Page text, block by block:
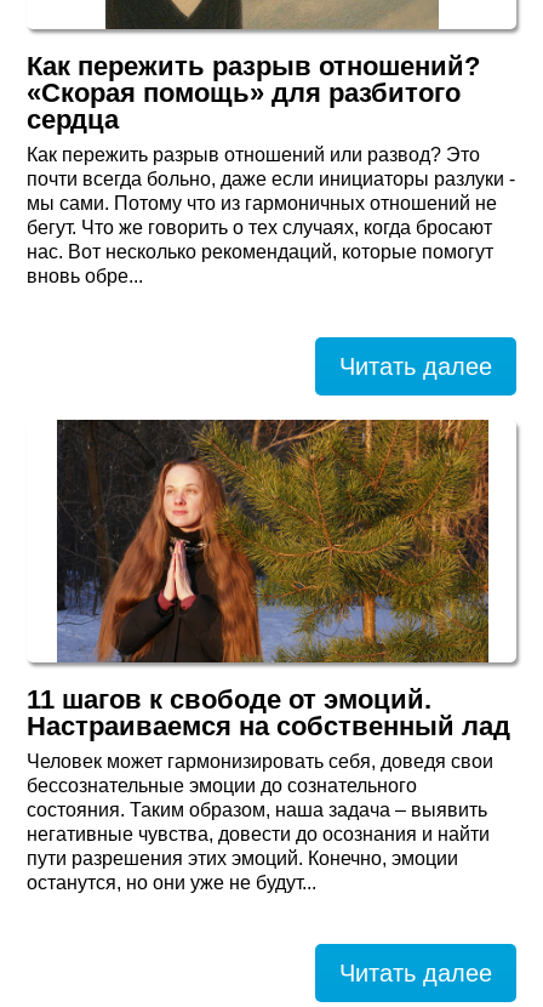
Как пережить разрыв отношений?
«Скорая помощь» для разбитого
сердца
Как пережить разрыв отношений или развод? Это
почти всегда больно, даже если инициаторы разлуки -
мы сами. Потому что из гармоничных отношений не
бегут. Что же говорить о тех случаях, когда бросают
нас. Вот несколько рекомендаций, которые помогут
вновь обре...
Читать далее
11 шагов к свободе от эмоций.
Настраиваемся на собственный лад
Человек может гармонизировать себя, доведя свои
бессознательные эмоции до сознательного
состояния. Таким образом, наша задача – выявить
негативные чувства, довести до осознания и найти
пути разрешения этих эмоций. Конечно, эмоции
останутся, но они уже не будут...
Читать далее